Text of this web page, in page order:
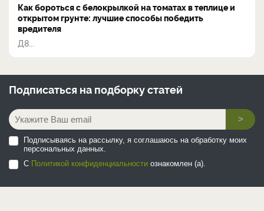
Как бороться с белокрылкой на томатах в теплице и
открытом грунте: лучшие способы победить
вредителя
Д8...
Подписаться на подборку статей
>
Подписываясь на рассылку, я соглашаюсь на обработку моих
персональных данных.
С Политикой конфиденциальности ознакомлен (а).